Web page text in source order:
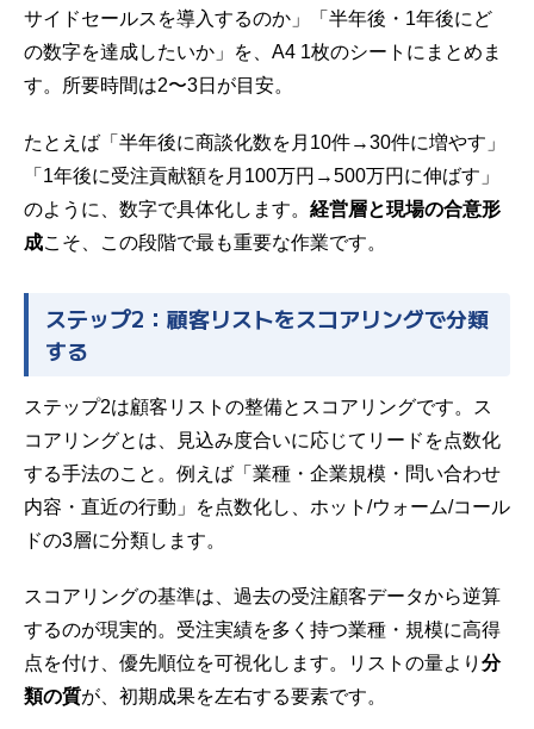
サイドセールスを導入するのか」「半年後・1年後にど
の数字を達成したいか」を、A4 1枚のシートにまとめま
す。所要時間は2〜3日が目安。
たとえば「半年後に商談化数を月10件→30件に増やす」
「1年後に受注貢献額を月100万円→500万円に伸ばす」
のように、数字で具体化します。 経営層と現場の合意形
成こそ、この段階で最も重要な作業です。
ステップ2：顧客リストをスコアリングで分類
する
ステップ2は顧客リストの整備とスコアリングです。ス
コアリングとは、見込み度合いに応じてリードを点数化
する手法のこと。例えば「業種・企業規模・問い合わせ
内容・直近の行動」を点数化し、ホット/ウォーム/コール
ドの3層に分類します。
スコアリングの基準は、過去の受注顧客データから逆算
するのが現実的。受注実績を多く持つ業種・規模に高得
点を付け、優先順位を可視化します。リストの量より 分
類の質が、初期成果を左右する要素です。